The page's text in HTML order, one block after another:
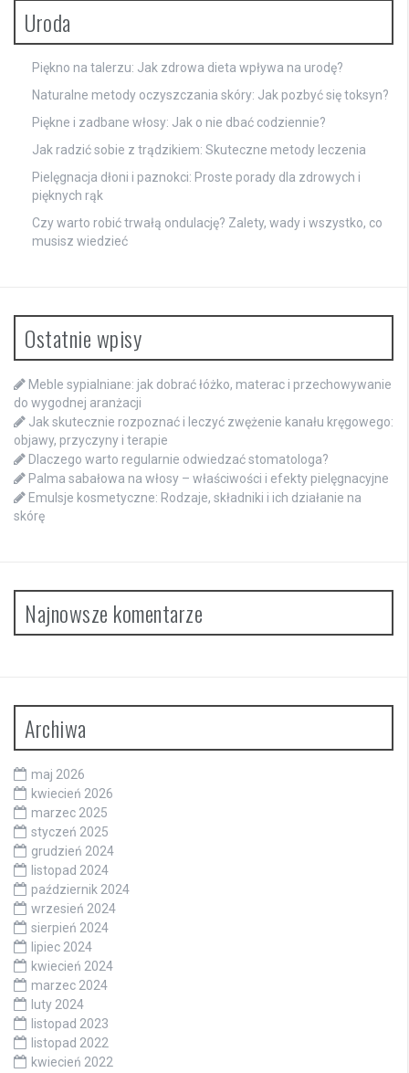
Uroda
Piękno na talerzu: Jak zdrowa dieta wpływa na urodę?
Naturalne metody oczyszczania skóry: Jak pozbyć się toksyn?
Piękne i zadbane włosy: Jak o nie dbać codziennie?
Jak radzić sobie z trądzikiem: Skuteczne metody leczenia
Pielęgnacja dłoni i paznokci: Proste porady dla zdrowych i
pięknych rąk
Czy warto robić trwałą ondulację? Zalety, wady i wszystko, co
musisz wiedzieć
Ostatnie wpisy
Meble sypialniane: jak dobrać łóżko, materac i przechowywanie
do wygodnej aranżacji
Jak skutecznie rozpoznać i leczyć zwężenie kanału kręgowego:
objawy, przyczyny i terapie
Dlaczego warto regularnie odwiedzać stomatologa?
Palma sabałowa na włosy – właściwości i efekty pielęgnacyjne
Emulsje kosmetyczne: Rodzaje, składniki i ich działanie na
skórę
Najnowsze komentarze
Archiwa
maj 2026
kwiecień 2026
marzec 2025
styczeń 2025
grudzień 2024
listopad 2024
październik 2024
wrzesień 2024
sierpień 2024
lipiec 2024
kwiecień 2024
marzec 2024
luty 2024
listopad 2023
listopad 2022
kwiecień 2022